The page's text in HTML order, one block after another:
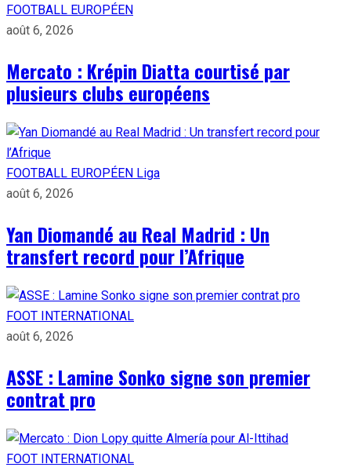
FOOTBALL EUROPÉEN
août 6, 2026
Mercato : Krépin Diatta courtisé par
plusieurs clubs européens
FOOTBALL EUROPÉEN Liga
août 6, 2026
Yan Diomandé au Real Madrid : Un
transfert record pour l’Afrique
FOOT INTERNATIONAL
août 6, 2026
ASSE : Lamine Sonko signe son premier
contrat pro
FOOT INTERNATIONAL